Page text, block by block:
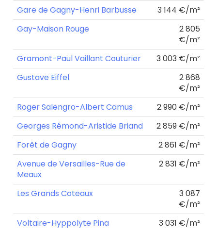
Gare de Gagny-Henri Barbusse
3 144 €/m²
Gay-Maison Rouge
2 805
€/m²
Gramont-Paul Vaillant Couturier
3 003 €/m²
Gustave Eiffel
2 868
€/m²
Roger Salengro-Albert Camus
2 990 €/m²
Georges Rémond-Aristide Briand
2 859 €/m²
Forêt de Gagny
2 861 €/m²
Avenue de Versailles-Rue de
Meaux
2 831 €/m²
Les Grands Coteaux
3 087
€/m²
Voltaire-Hyppolyte Pina
3 031 €/m²